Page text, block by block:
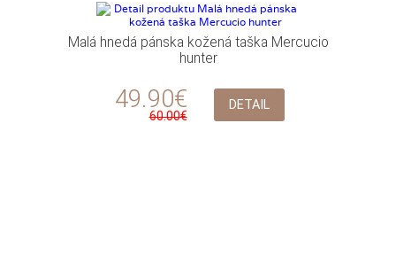
Malá hnedá pánska kožená taška Mercucio
hunter
49.90€
60.00€
DETAIL